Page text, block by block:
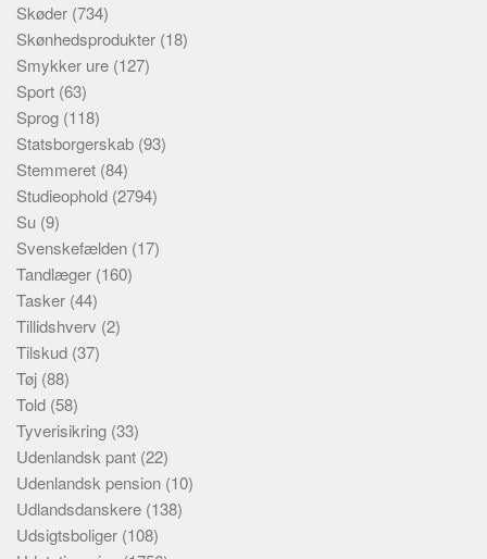
Skøder (734)
Skønhedsprodukter (18)
Smykker ure (127)
Sport (63)
Sprog (118)
Statsborgerskab (93)
Stemmeret (84)
Studieophold (2794)
Su (9)
Svenskefælden (17)
Tandlæger (160)
Tasker (44)
Tillidshverv (2)
Tilskud (37)
Tøj (88)
Told (58)
Tyverisikring (33)
Udenlandsk pant (22)
Udenlandsk pension (10)
Udlandsdanskere (138)
Udsigtsboliger (108)